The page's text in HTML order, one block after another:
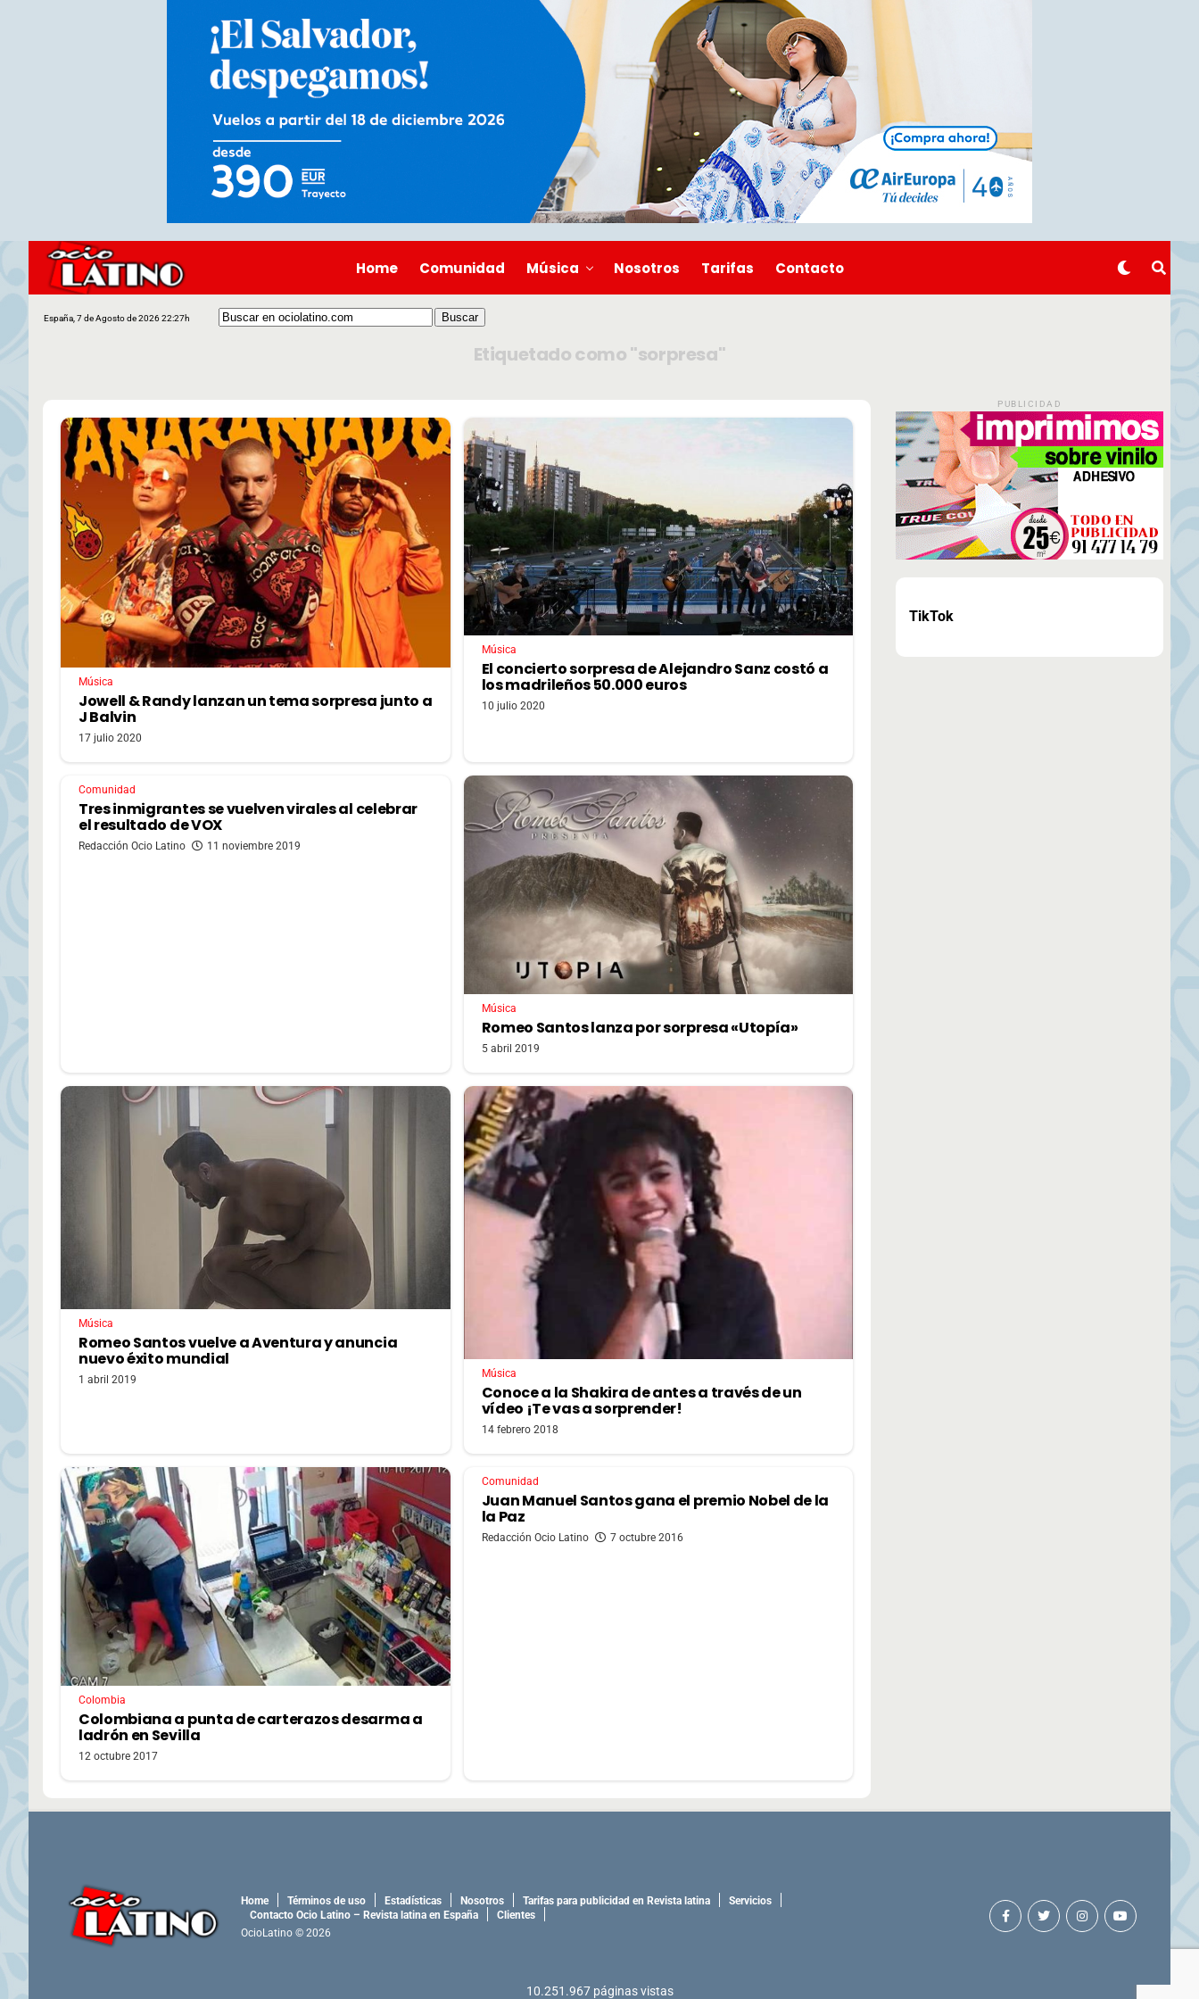
Home Comunidad Música Nosotros Tarifas Contacto
España, 7 de Agosto de 2026 22:27h
Etiquetado como "sorpresa"
Música
Jowell & Randy lanzan un tema sorpresa junto a
J Balvin
17 julio 2020
Música
El concierto sorpresa de Alejandro Sanz costó a
los madrileños 50.000 euros
10 julio 2020
Comunidad
Tres inmigrantes se vuelven virales al celebrar
el resultado de VOX
Redacción Ocio Latino 11 noviembre 2019
Música
Romeo Santos lanza por sorpresa «Utopía»
5 abril 2019
Música
Romeo Santos vuelve a Aventura y anuncia
nuevo éxito mundial
1 abril 2019 Música
Conoce a la Shakira de antes a través de un
vídeo ¡Te vas a sorprender!
14 febrero 2018
Colombia
Colombiana a punta de carterazos desarma a
ladrón en Sevilla
12 octubre 2017
Comunidad
Juan Manuel Santos gana el premio Nobel de la
la Paz
Redacción Ocio Latino 7 octubre 2016
PUBLICIDAD
TikTok
Home Términos de uso Estadísticas Nosotros Tarifas para publicidad en Revista latina
Servicios
Contacto Ocio Latino – Revista latina en España
Clientes
OcioLatino © 2026
10.251.967 páginas vistas